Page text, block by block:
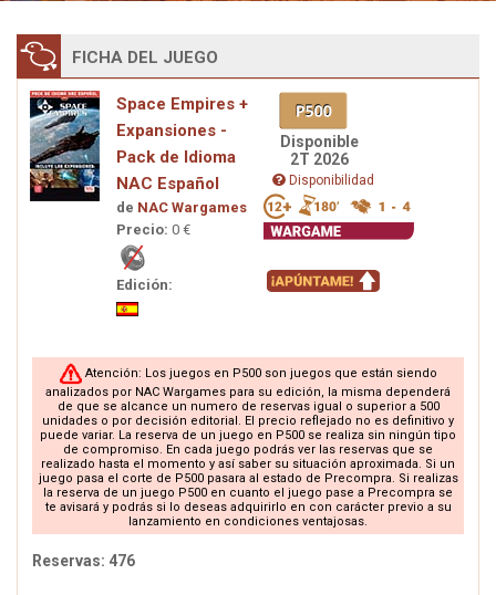
FICHA DEL JUEGO
Space Empires +
Expansiones -
Pack de Idioma
NAC Español
de NAC Wargames
Precio: 0 €
Edición:
Disponible
2T 2026
Disponibilidad
Atención: Los juegos en P500 son juegos que están siendo
analizados por NAC Wargames para su edición, la misma dependerá
de que se alcance un numero de reservas igual o superior a 500
unidades o por decisión editorial. El precio reflejado no es definitivo y
puede variar. La reserva de un juego en P500 se realiza sin ningún tipo
de compromiso. En cada juego podrás ver las reservas que se
realizado hasta el momento y así saber su situación aproximada. Si un
juego pasa el corte de P500 pasara al estado de Precompra. Si realizas
la reserva de un juego P500 en cuanto el juego pase a Precompra se
te avisará y podrás si lo deseas adquirirlo en con carácter previo a su
lanzamiento en condiciones ventajosas.
Reservas: 476